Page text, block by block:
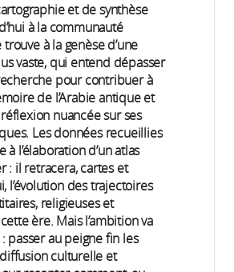
et de synthèse
à la communauté
à la genèse d’une
vaste, qui entend dépasser
pour contribuer à
de l’Arabie antique et
nuancée sur ses
Les données recueillies
l’élaboration d’un atlas
: il retracera, cartes et
l’évolution des trajectoires
religieuses et
ère. Mais l’ambition va
passer au peigne fin les
culturelle et